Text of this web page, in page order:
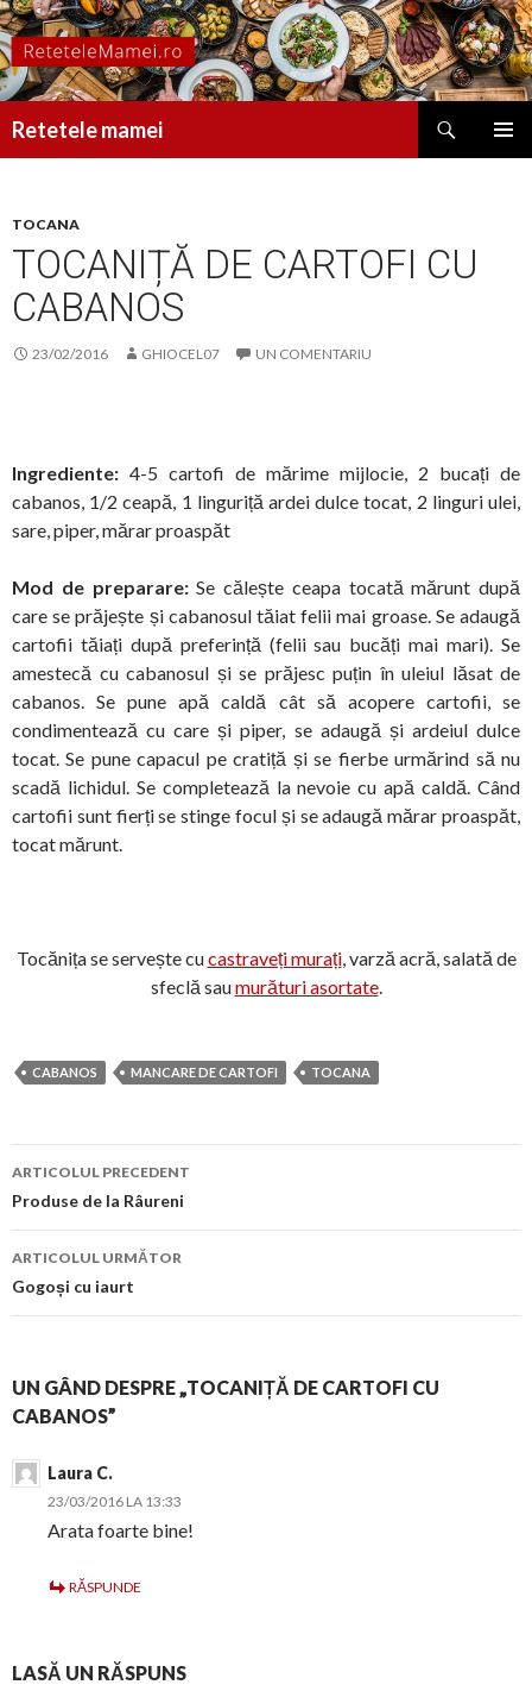
Retetele mamei
TOCANA
TOCANIȚĂ DE CARTOFI CU
CABANOS
23/02/2016 GHIOCEL07 UN COMENTARIU
Ingrediente: 4-5 cartofi de mărime mijlocie, 2 bucați de
cabanos, 1/2 ceapă, 1 linguriță ardei dulce tocat, 2 linguri ulei,
sare, piper, mărar proaspăt
Mod de preparare:Se călește ceapa tocată mărunt după
care se prăjește și cabanosul tăiat felii mai groase. Se adaugă
cartofii tăiați după preferință (felii sau bucăți mai mari). Se
amestecă cu cabanosul și se prăjesc puțin în uleiul lăsat de
cabanos. Se pune apă caldă cât să acopere cartofii, se
condimentează cu care și piper, se adaugă și ardeiul dulce
tocat. Se pune capacul pe cratiță și se fierbe urmărind să nu
scadă lichidul. Se completează la nevoie cu apă caldă. Când
cartofii sunt fierți se stinge focul și se adaugă mărar proaspăt,
tocat mărunt.
Tocănița se servește cucastraveți murați, varză acră, salată de
sfeclă saumurături asortate.
CABANOS MANCARE DE CARTOFI TOCANA
Navigare
în
articol
ARTICOLUL PRECEDENT
Produse de la Râureni
ARTICOLUL URMĂTOR
Gogoși cu iaurt
UN GÂND DESPRE „TOCANIȚĂ DE CARTOFI CU
CABANOS”
Laura C.
23/03/2016 LA 13:33
Arata foarte bine!
RĂSPUNDE
LASĂ UN RĂSPUNS